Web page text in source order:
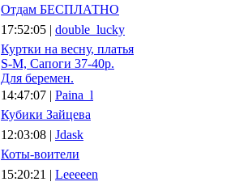
Отдам БЕСПЛАТНО
17:52:05 | double_lucky
Куртки на весну, платья
S-M, Сапоги 37-40р.
Для беремен.
14:47:07 | Paina_l
Кубики Зайцева
12:03:08 | Jdask
Коты-воители
15:20:21 | Leeeeen